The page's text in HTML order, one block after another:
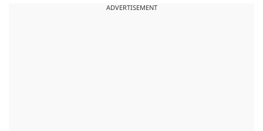
ADVERTISEMENT